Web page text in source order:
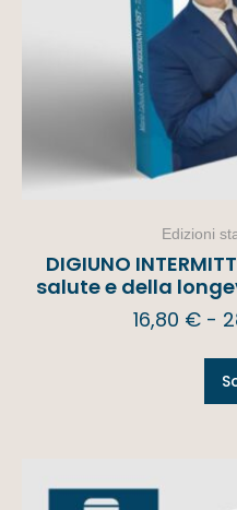
Edizioni
DIGIUNO
salute e della
16,80 € -